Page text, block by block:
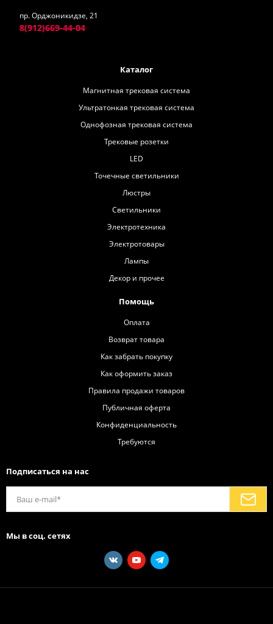
пр. Орджоникидзе, 21
8(912)669-44-04
Каталог
Магнитная трековая система
Ультратонкая трековая система
Однофозная трековая система
Трековые розетки
LED
Точечные светильники
Люстры
Светильники
Электротехника
Электротовары
Лампы
Декор и прочее
Помощь
Оплата
Возврат товара
Как забрать покупку
Как оформить заказ
Правила продажи товаров
Публичная оферта
Конфиденциальность
Требуются
Подписаться на нас
Мы в соц. сетях